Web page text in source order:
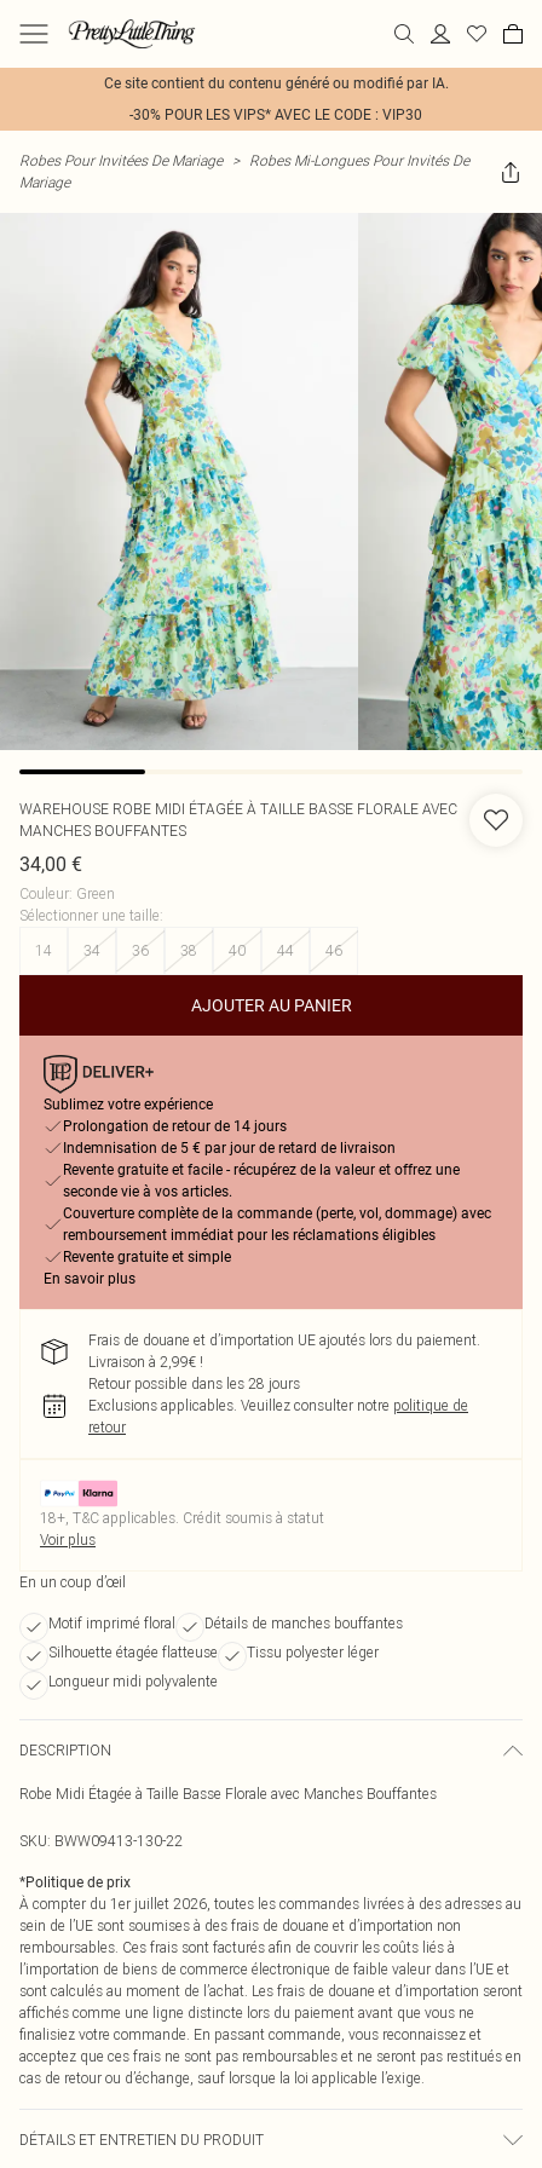
Ce site contient du contenu généré ou modifié par IA.
-30% POUR LES VIPS* AVEC LE CODE : VIP30
Robes Pour Invitées De Mariage > Robes Mi-Longues Pour Invités De
Mariage
WAREHOUSE ROBE MIDI ÉTAGÉE À TAILLE BASSE FLORALE AVEC
MANCHES BOUFFANTES
34,00 €
Couleur: Green
Sélectionner une taille:
14
34 36 38 40 44 46
AJOUTER AU PANIER
Sublimez votre expérience
Prolongation de retour de 14 jours
Indemnisation de 5 € par jour de retard de livraison
Revente gratuite et facile - récupérez de la valeur et offrez une
seconde vie à vos articles.
Couverture complète de la commande (perte, vol, dommage) avec
remboursement immédiat pour les réclamations éligibles
Revente gratuite et simple
En savoir plus
Frais de douane et d’importation UE ajoutés lors du paiement.
Livraison à 2,99€ !
Retour possible dans les 28 jours
Exclusions applicables. Veuillez consulter notre politique de
retour
18+, T&C applicables. Crédit soumis à statut
Voir plus
En un coup d’œil
Motif imprimé floral
Détails de manches bouffantes
Silhouette étagée flatteuse
Tissu polyester léger
Longueur midi polyvalente
DESCRIPTION
Robe Midi Étagée à Taille Basse Florale avec Manches Bouffantes
SKU: BWW09413-130-22
*Politique de prix
À compter du 1er juillet 2026, toutes les commandes livrées à des adresses au
sein de l’UE sont soumises à des frais de douane et d’importation non
remboursables. Ces frais sont facturés afin de couvrir les coûts liés à
l’importation de biens de commerce électronique de faible valeur dans l’UE et
sont calculés au moment de l’achat. Les frais de douane et d’importation seront
affichés comme une ligne distincte lors du paiement avant que vous ne
finalisiez votre commande. En passant commande, vous reconnaissez et
acceptez que ces frais ne sont pas remboursables et ne seront pas restitués en
cas de retour ou d’échange, sauf lorsque la loi applicable l’exige.
DÉTAILS ET ENTRETIEN DU PRODUIT